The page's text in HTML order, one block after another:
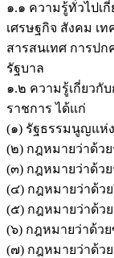
๑.๑ ความรู้ทั่วไปเ
เศรษฐกิจ สังคม เท
สารสนเทศ การปก
รัฐบาล
๑.๒ ความรู้เกี่ยวกั
ราชการ ได้แก่
(๑) รัฐธรรมนูญแห่
(๒) กฎหมายว่าด้ว
(๓) กฎหมายว่าด้ว
(๔) กฎหมายว่าด้ว
(๕) กฎหมายว่าด้ว
(๖) กฎหมายว่าด้ว
(๗) กฎหมายว่าด้ว